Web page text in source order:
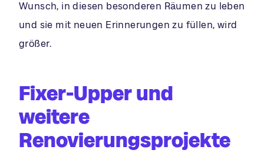
Wunsch, in diesen besonderen Räumen zu leben
und sie mit neuen Erinnerungen zu füllen, wird
größer.
Fixer-Upper und
weitere
Renovierungsprojekte